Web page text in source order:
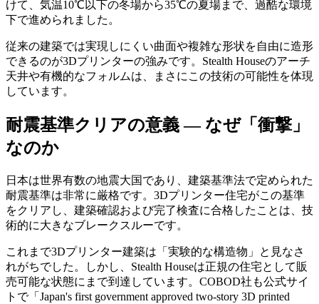
けて、気温10℃以下の冬場から35℃の夏場まで、過酷な環境
下で進められました。
従来の建築では実現しにくい曲面や複雑な形状を自由に造形
できるのが3Dプリンターの強みです。Stealth Houseのアーチ
天井や有機的なフォルムは、まさにこの技術の可能性を体現
しています。
耐震基準クリアの意義 — なぜ「衝撃」
なのか
日本は世界有数の地震大国であり、建築基準法で定められた
耐震基準は非常に厳格です。3Dプリンター住宅がこの基準
をクリアし、建築確認および完了検査に合格したことは、技
術的に大きなブレークスルーです。
これまで3Dプリンター建築は「実験的な構造物」と見なさ
れがちでした。しかし、Stealth Houseは正規の住宅として販
売可能な状態にまで到達しています。COBOD社も公式サイ
トで「Japan's first government approved two-story 3D printed